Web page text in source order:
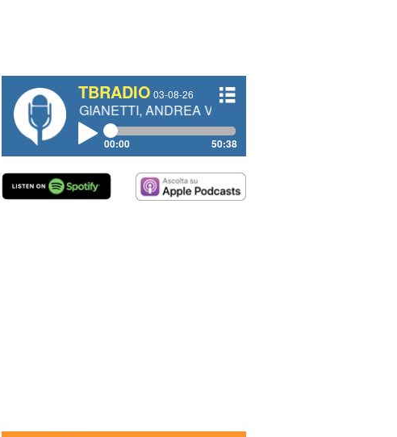
TBRADIO 03-08-26
ANDREA VENDRAME, FILIPPO FIORELLI
00:00 50:38